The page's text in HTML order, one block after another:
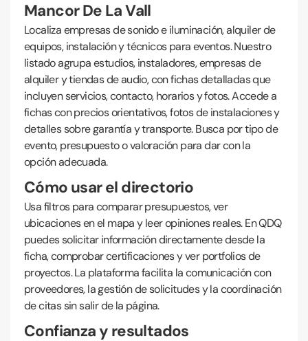
Mancor De La Vall
Localiza empresas de sonido e iluminación, alquiler de
equipos, instalación y técnicos para eventos. Nuestro
listado agrupa estudios, instaladores, empresas de
alquiler y tiendas de audio, con fichas detalladas que
incluyen servicios, contacto, horarios y fotos. Accede a
fichas con precios orientativos, fotos de instalaciones y
detalles sobre garantía y transporte. Busca por tipo de
evento, presupuesto o valoración para dar con la
opción adecuada.
Cómo usar el directorio
Usa filtros para comparar presupuestos, ver
ubicaciones en el mapa y leer opiniones reales. En QDQ
puedes solicitar información directamente desde la
ficha, comprobar certificaciones y ver portfolios de
proyectos. La plataforma facilita la comunicación con
proveedores, la gestión de solicitudes y la coordinación
de citas sin salir de la página.
Confianza y resultados